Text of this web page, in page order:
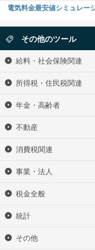
電気料金最安値シミュレー
その他のツール
給料・社会保険関連
所得税・住民税関連
年金・高齢者
不動産
消費税関連
事業・法人
税金全般
統計
その他